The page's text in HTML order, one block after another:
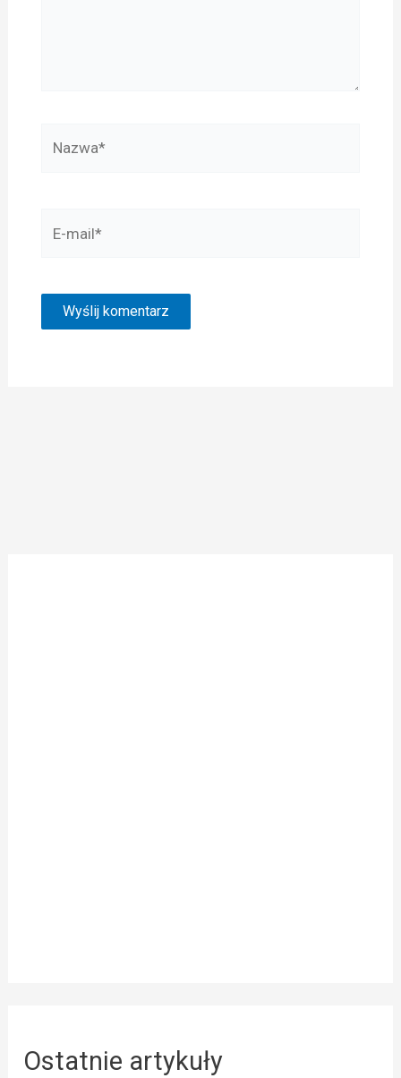
mail*
Ostatnie artykuły